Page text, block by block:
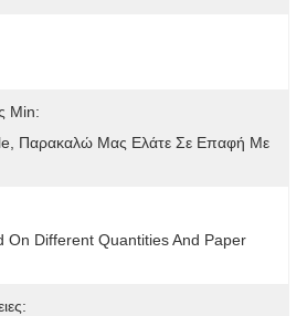
Min:
Παρακαλώ Μας Ελάτε Σε Επαφή Με
On Different Quantities And Paper